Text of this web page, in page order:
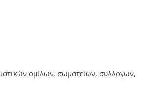
ομίλων, σωματείων, συλλόγων,